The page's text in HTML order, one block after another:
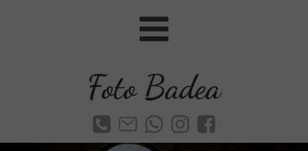
Foto Badea